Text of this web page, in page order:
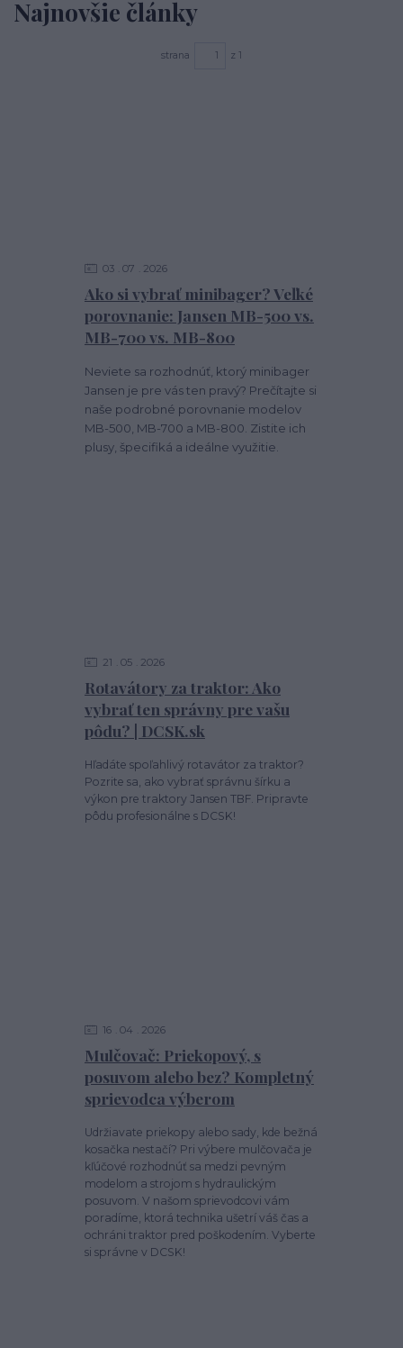
Najnovšie články
strana z 1
Ako si vybrať minibager? Veľké
porovnanie: Jansen MB-500 vs.
MB-700 vs. MB-800
03 07 2026
Neviete sa rozhodnúť, ktorý minibager
Jansen je pre vás ten pravý? Prečítajte si
naše podrobné porovnanie modelov
MB-500, MB-700 a MB-800. Zistite ich
plusy, špecifiká a ideálne využitie.
Rotavátory za traktor: Ako
vybrať ten správny pre vašu
pôdu? | DCSK.sk
21 05 2026
Hľadáte spoľahlivý rotavátor za traktor?
Pozrite sa, ako vybrať správnu šírku a
výkon pre traktory Jansen TBF. Pripravte
pôdu profesionálne s DCSK!
Mulčovač: Priekopový, s
posuvom alebo bez? Kompletný
sprievodca výberom
16 04 2026
Udržiavate priekopy alebo sady, kde bežná
kosačka nestačí? Pri výbere mulčovača je
kľúčové rozhodnúť sa medzi pevným
modelom a strojom s hydraulickým
posuvom. V našom sprievodcovi vám
poradíme, ktorá technika ušetrí váš čas a
ochráni traktor pred poškodením. Vyberte
si správne v DCSK!